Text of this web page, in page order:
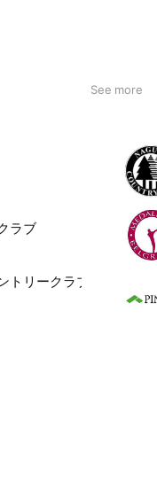
See more
ラブ
トリークラブ